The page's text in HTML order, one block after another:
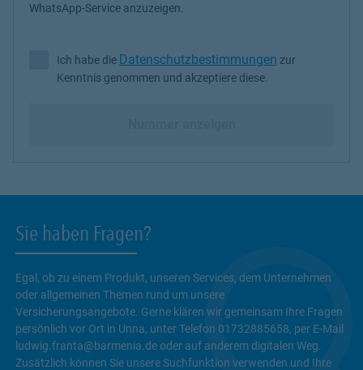
WhatsApp-Service anzuzeigen.
Ich habe die Datenschutzbestimmungen zur Kenntnis
Ich habe die Datenschutzbestimmungen zur
Kenntnis genommen und akzeptiere diese.
Sie haben Fragen?
Egal, ob zu einem Produkt, unseren Services, dem Unternehmen
oder allgemeinen Themen rund um unsere
Versicherungsangebote. Gerne klären wir gemeinsam Ihre Fragen
persönlich vor Ort in Unna, unter Telefon 01732885658, per E-Mail
ludwig.franta@barmenia.de oder auf anderem digitalen Weg.
Zusätzlich können Sie unsere Suchfunktion verwenden und Ihre